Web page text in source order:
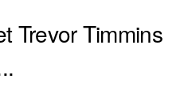
Trevor Timmins